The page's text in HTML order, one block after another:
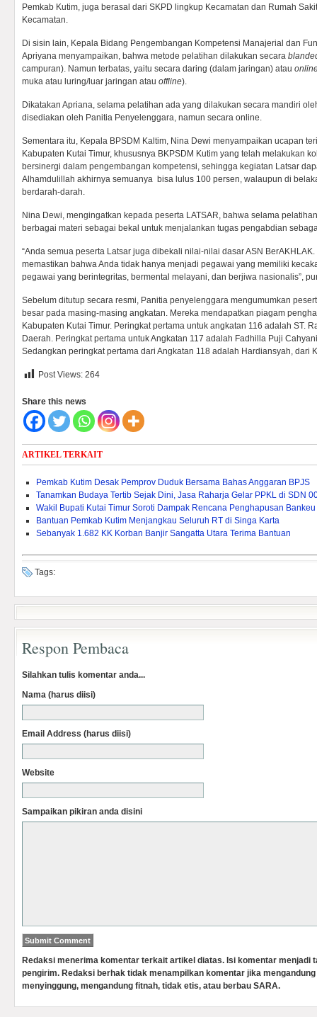
Pemkab Kutim, juga berasal dari SKPD lingkup Kecamatan dan Rumah
Kecamatan.
Di sisin lain, Kepala Bidang Pengembangan Kompetensi Manajerial dan
Apriyana menyampaikan, bahwa metode pelatihan dilakukan secara
campuran). Namun terbatas, yaitu secara daring (dalam jaringan) atau
muka atau luring/luar jaringan atau offline).
Dikatakan Apriana, selama pelatihan ada yang dilakukan secara mandiri
disediakan oleh Panitia Penyelenggara, namun secara online.
Sementara itu, Kepala BPSDM Kaltim, Nina Dewi menyampaikan ucapan
Kabupaten Kutai Timur, khususnya BKPSDM Kutim yang telah melakukan
bersinergi dalam pengembangan kompetensi, sehingga kegiatan Latsar
Alhamdulillah akhirnya semuanya bisa lulus 100 persen, walaupun di
berdarah-darah.
Nina Dewi, mengingatkan kepada peserta LATSAR, bahwa selama
berbagai materi sebagai bekal untuk menjalankan tugas pengabdian
“Anda semua peserta Latsar juga dibekali nilai-nilai dasar ASN
memastikan bahwa Anda tidak hanya menjadi pegawai yang memiliki
pegawai yang berintegritas, bermental melayani, dan berjiwa nasionalis”,
Sebelum ditutup secara resmi, Panitia penyelenggara mengumumkan
besar pada masing-masing angkatan. Mereka mendapatkan piagam
Kabupaten Kutai Timur. Peringkat pertama untuk angkatan 116 adalah ST.
Daerah. Peringkat pertama untuk Angkatan 117 adalah Fadhilla Puji
Sedangkan peringkat pertama dari Angkatan 118 adalah Hardiansyah, dari
Post Views: 264
Share this news
ARTIKEL TERKAIT
Pemkab Kutim Desak Pemprov Duduk Bersama Bahas Anggaran BPJS
Tanamkan Budaya Tertib Sejak Dini, Jasa Raharja Gelar PPKL di SDN
Wakil Bupati Kutai Timur Soroti Dampak Rencana Penghapusan
Bantuan Pemkab Kutim Menjangkau Seluruh RT di Singa Karta
Sebanyak 1.682 KK Korban Banjir Sangatta Utara Terima Bantuan
Tags:
Respon Pembaca
Silahkan tulis komentar anda...
Nama (harus diisi)
Email Address (harus diisi)
Website
Sampaikan pikiran anda disini
Redaksi menerima komentar terkait artikel diatas. Isi komentar menjadi
pengirim. Redaksi berhak tidak menampilkan komentar jika
menyinggung, mengandung fitnah, tidak etis, atau berbau SARA.